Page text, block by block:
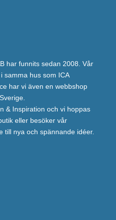
har funnits sedan 2008. Vår
samma hus som ICA
har vi även en webbshop
& Inspiration och vi hoppas
eller besöker vår
till nya och spännande idéer.